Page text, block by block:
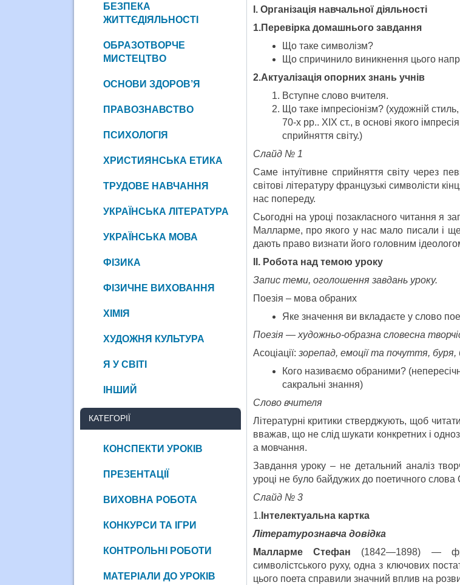
І. Організація навчальної діяльності
1.Перевірка домашнього завдання
Що таке символізм?
Що спричинило виникнення цього
2.Актуалізація опорних знань учнів
Вступне слово вчителя.
Що таке імпресіонізм? (художній
70-х рр.. ХІХ ст., в основі якого
сприйняття світу.)
Слайд № 1
Саме інтуїтивне сприйняття світу через
світові літературу французькі символісти
нас попереду.
Сьогодні на уроці позакласного читання я
Малларме, про якого у нас мало писали і
дають право визнати його головним
ІІ. Робота над темою уроку
Запис теми, оголошення завдань уроку.
Поезія – мова обраних
Яке значення ви вкладаєте у слово
Поезія — художньо-образна словесна
Асоціації: зорепад, емоції та почуття,
Кого називаємо обраними?
сакральні знання)
Слово вчителя
Літературні критики стверджують, щоб
вважав, що не слід шукати конкретних і
а мовчання.
Завдання уроку – не детальний аналіз
уроці не було байдужих до поетичного
Слайд № 3
1. Інтелектуальна картка
Літературознавча довідка
Малларме Стефан (1842—1898) —
символістського руху, одна з ключових
цього поета справили значний вплив на
БЕЗПЕКА
ЖИТТЄДІЯЛЬНОСТІ
ОБРАЗОТВОРЧЕ
МИСТЕЦТВО
ОСНОВИ ЗДОРОВ’Я
ПРАВОЗНАВСТВО
ПСИХОЛОГІЯ
ХРИСТИЯНСЬКА ЕТИКА
ТРУДОВЕ НАВЧАННЯ
УКРАЇНСЬКА ЛІТЕРАТУРА
УКРАЇНСЬКА МОВА
ФІЗИКА
ФІЗИЧНЕ ВИХОВАННЯ
ХІМІЯ
ХУДОЖНЯ КУЛЬТУРА
Я У СВІТІ
ІНШИЙ
КАТЕГОРІЇ
КОНСПЕКТИ УРОКІВ
ПРЕЗЕНТАЦІЇ
ВИХОВНА РОБОТА
КОНКУРСИ ТА ІГРИ
КОНТРОЛЬНІ РОБОТИ
МАТЕРІАЛИ ДО УРОКІВ